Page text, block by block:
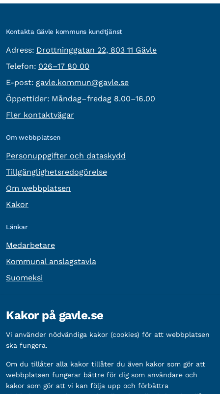
Kontakta Gävle kommuns kundtjänst
Adress: besöksadress:
Drottninggatan 22, 803 11 Gävle
Telefon: Telefon:
026–17 80 00
E-post: E-post:
gavle.kommun@gavle.se
Öppettider: Måndag–fredag 8.00–16.00
Fler kontaktvägar
Om webbplatsen
Personuppgifter och dataskydd
Tillgänglighetsredogörelse
Om webbplatsen
Kakor
Länkar
Medarbetare
Kommunal anslagstavla
Suomeksi
Organisationsnummer: 212000-2338
Bankgironummer: 5888-2333
Kakor på gavle.se
Vi använder nödvändiga kakor (cookies) för att webbplatsen
ska fungera.
Om du tillåter alla kakor tillåter du även kakor som gör att
webbplatsen fungerar bättre för dig som användare och
kakor som gör att vi kan följa upp och förbättra